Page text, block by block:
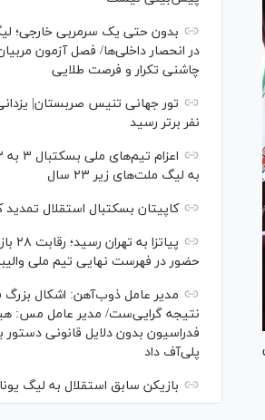
بدون حتی یک سرمربی خارجی؛
در انحصار داخلی‌ها/ فصل آزمون مربیان
چاشنی تکرار و فرصت طلایی
نفر برتر رسید
به لیگ ملت‌های زیر ۲۳ سال
کاپیتان بسکتبال استقلال تمدید
حضور در فهرست نهایی تیم ملی
مدیر عامل ذوب‌آهن: اشکال بزرگ
نتیجه گرایی‌ست/ مدیر عامل مس:
فدراسیون بدون دلایل قانونی دستور
پلی‌آف داد
بازیکن سابق استقلال به لیگ